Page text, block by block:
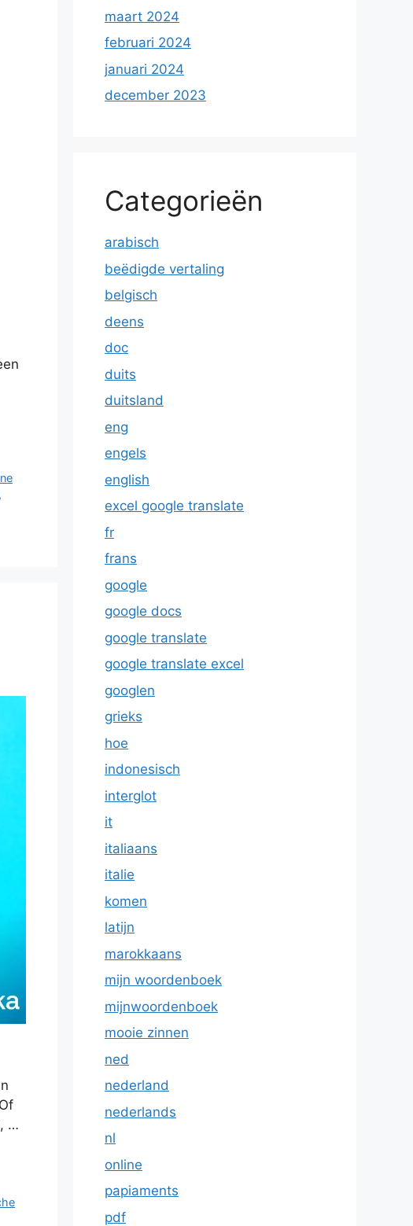
,
…
maart 2024
februari 2024
januari 2024
december 2023
Categorieën
arabisch
beëdigde vertaling
belgisch
deens
doc
duits
duitsland
eng
engels
english
excel google translate
fr
frans
google
google docs
google translate
google translate excel
googlen
grieks
hoe
indonesisch
interglot
it
italiaans
italie
komen
latijn
marokkaans
mijn woordenboek
mijnwoordenboek
mooie zinnen
ned
nederland
nederlands
nl
online
papiaments
pdf